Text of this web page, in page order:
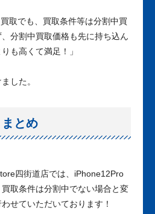
取でも、買取条件等は分割中買
分割中買取価格も先に持ち込ん
も高くて満足！」
した。
まとめ
四街道店では、iPhone12Pro
取条件は分割中でない場合と変
せていただいております！